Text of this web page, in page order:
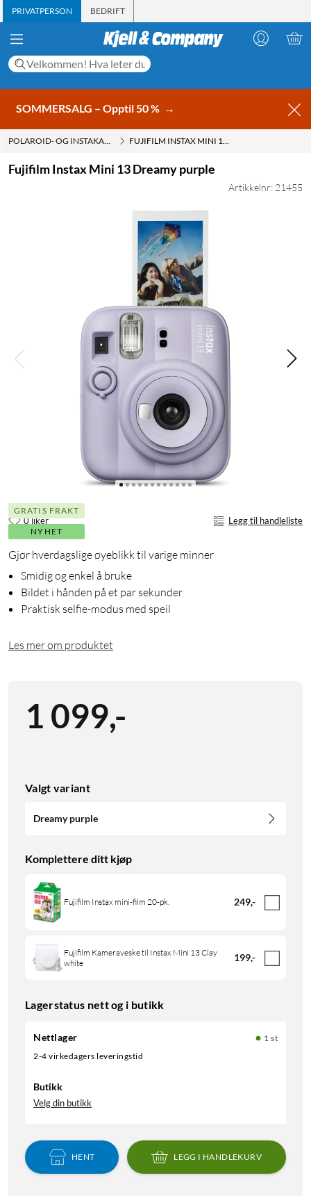
PRIVATPERSON BEDRIFT
SOMMERSALG – Opptil 50 % →
POLAROID- OG INSTAKAMERAER FUJIFILM INSTAX MINI 13 DREAMY PURPLE
Fujifilm Instax Mini 13 Dreamy purple
Artikkelnr: 21455
GRATIS FRAKT
NYHET
0 liker Legg til handleliste
Gjør hverdagslige øyeblikk til varige minner
Smidig og enkel å bruke
Bildet i hånden på et par sekunder
Praktisk selfie-modus med speil
Les mer om produktet
1 099,-
Valgt variant
Dreamy purple
Komplettere ditt kjøp
Fujifilm Instax mini-film 20-pk. 249,-
Fujifilm Kameraveske til Instax Mini 13 Clay
white
199,-
Lagerstatus nett og i butikk
Nettlager
1 st
2-4 virkedagers leveringstid
Butikk
Velg din butikk
HENT LEGG I HANDLEKURV